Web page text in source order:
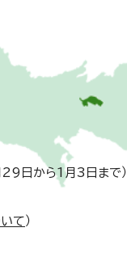
29日から1月3日まで）
て ）